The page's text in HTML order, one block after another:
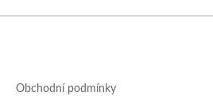
Obchodní podmínky